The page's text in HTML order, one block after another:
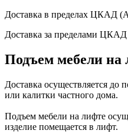
Доставка в пределах ЦКАД
Доставка за пределами
Подъем мебели на
Доставка осуществляется до
или калитки частного дома.
Подъем мебели на лифте
изделие помещается в лифт.